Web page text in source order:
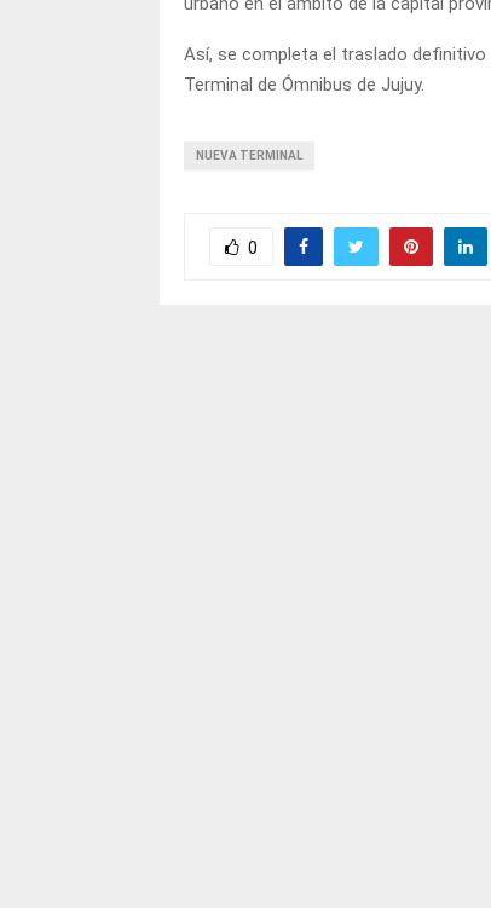
Así, se completa el traslado
Terminal de Ómnibus de Jujuy.
NUEVA TERMINAL
0